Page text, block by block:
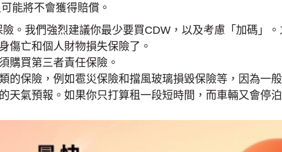
能將不會獲得賠償。
。我們強烈建議你最少要買CDW，以及考慮「加碼」
傷亡和個人財物損失保險了。
購買第三者責任保險。
保險，例如雹災保險和擋風玻璃損毀保險等，因為一
天氣預報。如果你只打算租一段短時間，而車輛又會停